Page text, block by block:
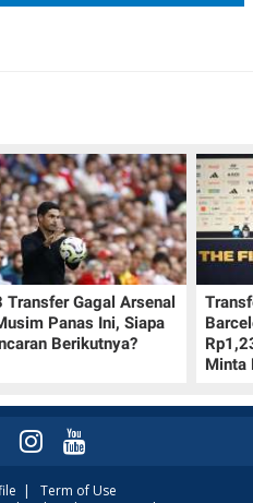
Transfer Gagal Arsenal
Panas Ini, Siapa
Berikutnya?
Minta
| Term of Use